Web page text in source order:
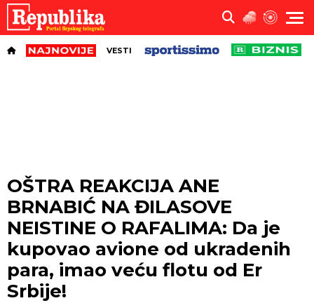
VESTI
OŠTRA REAKCIJA ANE
BRNABIĆ NA ĐILASOVE
NEISTINE O RAFALIMA: Da je
kupovao avione od ukradenih
para, imao veću flotu od Er
Srbije!